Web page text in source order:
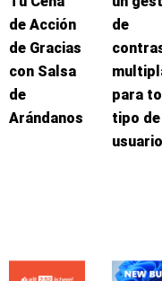
de Acción
de Gracias
con Salsa
de
Arándanos
de
para
tipo de